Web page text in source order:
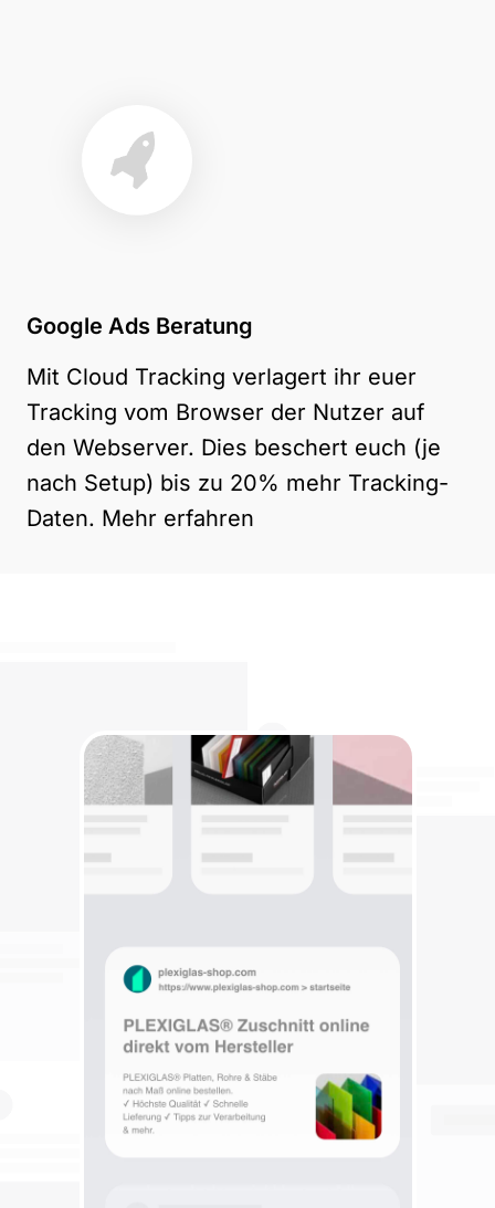
Google Ads Beratung
Mit Cloud Tracking verlagert ihr euer
Tracking vom Browser der Nutzer auf
den Webserver. Dies beschert euch (je
nach Setup) bis zu 20% mehr Tracking-
Daten. Mehr erfahren